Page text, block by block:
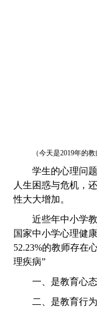
（今天是2019年的
学生的心理问
人生困惑与危机，
性大大增加。
近些年中小学
国家中小学心理健
52.23%的教师存在
理疾病”
一、是教育心
二、是教育行